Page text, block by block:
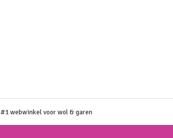
#1 webwinkel voor wol & garen